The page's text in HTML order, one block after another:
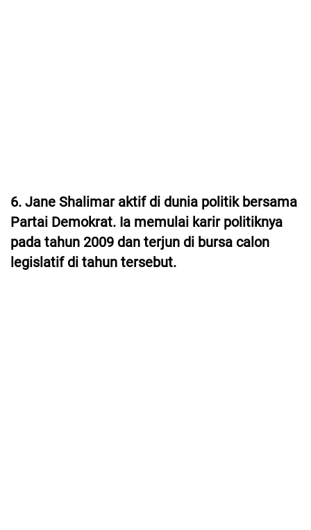
6. Jane Shalimar aktif di dunia politik bersama
Partai Demokrat. Ia memulai karir politiknya
pada tahun 2009 dan terjun di bursa calon
legislatif di tahun tersebut.